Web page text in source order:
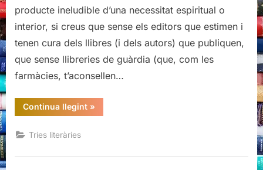
producte ineludible d’una necessitat espiritual o
interior, si creus que sense els editors que estimen i
tenen cura dels llibres (i dels autors) que publiquen,
que sense llibreries de guàrdia (que, com les
farmàcies, t’aconsellen…
Continua llegint“Tria
Sant
»
Tries literàries